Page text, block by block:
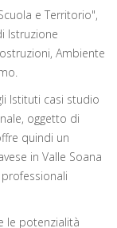
e Territorio",
Istruzione
Ambiente
Istituti casi studio
oggetto di
quindi un
in Valle Soana
le potenzialità